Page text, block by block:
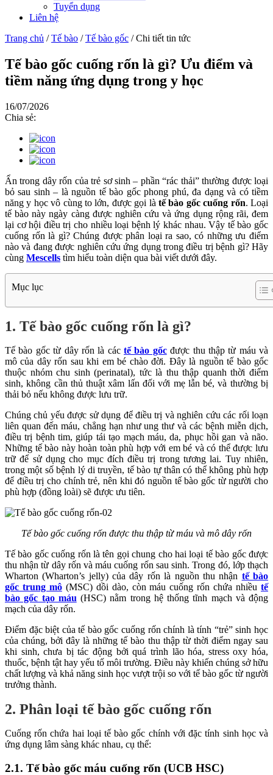
Tuyển dụng
Liên hệ
Trang chủ /Tế bào /Tế bào gốc /Chi tiết tin tức
Tế bào gốc cuống rốn là gì? Ưu điểm và
tiềm năng ứng dụng trong y học
16/07/2026
Chia sẻ:
Ẩn trong dây rốn của trẻ sơ sinh – phần “rác thải” thường được loại
bỏ sau sinh – là nguồn tế bào gốc phong phú, đa dạng và có tiềm
năng y học vô cùng to lớn, được gọi là tế bào gốc cuống rốn. Loại
tế bào này ngày càng được nghiên cứu và ứng dụng rộng rãi, đem
lại cơ hội điều trị cho nhiều loại bệnh lý khác nhau. Vậy tế bào gốc
cuống rốn là gì? Chúng được phân loại ra sao, có những ưu điểm
nào và đang được nghiên cứu ứng dụng trong điều trị bệnh gì? Hãy
cùng Mescells tìm hiểu toàn diện qua bài viết dưới đây.
Mục lục
1. Tế bào gốc cuống rốn là gì?
Tế bào gốc từ dây rốn là các tế bào gốcđược thu thập từ máu và
mô của dây rốn sau khi em bé chào đời. Đây là nguồn tế bào gốc
thuộc nhóm chu sinh (perinatal), tức là thu thập quanh thời điểm
sinh, không cần thủ thuật xâm lấn đối với mẹ lẫn bé, và thường bị
thải bỏ nếu không được lưu trữ.
Chúng chủ yếu được sử dụng để điều trị và nghiên cứu các rối loạn
liên quan đến máu, chẳng hạn như ung thư và các bệnh miễn dịch,
điều trị bệnh tim, giúp tái tạo mạch máu, da, phục hồi gan và não.
Những tế bào này hoàn toàn phù hợp với em bé và có thể được lưu
trữ để sử dụng cho mục đích điều trị trong tương lai. Tuy nhiên,
trong một số bệnh lý di truyền, tế bào tự thân có thể không phù hợp
để điều trị cho chính trẻ, nên khi đó nguồn tế bào gốc từ người cho
phù hợp (đồng loài) sẽ được ưu tiên.
Tế bào gốc cuống rốn được thu thập từ máu và mô dây rốn
Tế bào gốc cuống rốn là tên gọi chung cho hai loại tế bào gốc được
thu nhận từ dây rốn và máu cuống rốn sau sinh. Trong đó, lớp thạch
Wharton (Wharton’s jelly) của dây rốn là nguồn thu nhận tế bào
gốc trung mô(MSC) dồi dào, còn máu cuống rốn chứa nhiềutế
bào gốc tạo máu (HSC) nằm trong hệ thống tĩnh mạch và động
mạch của dây rốn.
Điểm đặc biệt của tế bào gốc cuống rốn chính là tính “trẻ” sinh học
của chúng, bởi đây là những tế bào thu thập từ thời điểm ngay sau
khi sinh, chưa bị tác động bởi quá trình lão hóa, stress oxy hóa,
thuốc, bệnh tật hay yếu tố môi trường. Điều này khiến chúng sở hữu
chất lượng và khả năng sinh học vượt trội so với tế bào gốc từ người
trưởng thành.
2. Phân loại tế bào gốc cuống rốn
Cuống rốn chứa hai loại tế bào gốc chính với đặc tính sinh học và
ứng dụng lâm sàng khác nhau, cụ thể:
2.1. Tế bào gốc máu cuống rốn (UCB HSC)